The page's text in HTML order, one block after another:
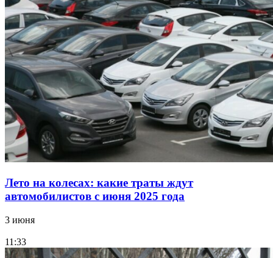
Лето на колесах: какие траты ждут
автомобилистов с июня 2025 года
3 июня
11:33